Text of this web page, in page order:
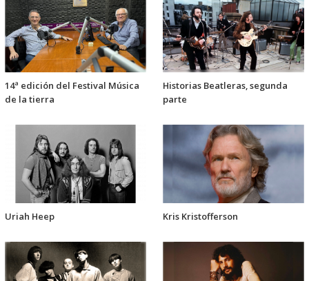
14ª edición del Festival Música
de la tierra
Historias Beatleras, segunda
parte
Uriah Heep Kris Kristofferson